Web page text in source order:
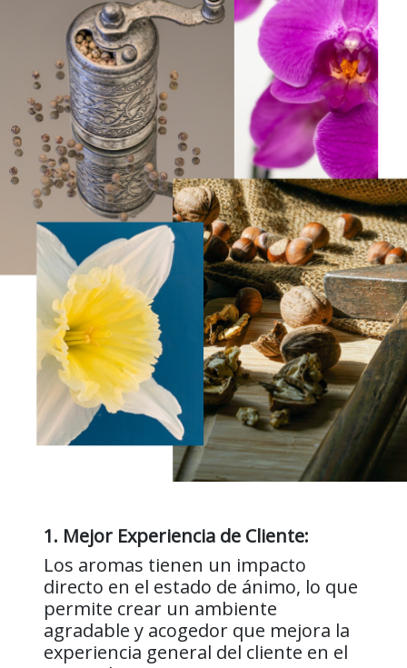
1. Mejor Experiencia de Cliente:
Los aromas tienen un impacto
directo en el estado de ánimo, lo que
permite crear un ambiente
agradable y acogedor que mejora la
experiencia general del cliente en el